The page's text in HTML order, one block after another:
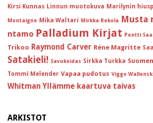
Kirsi Kunnas Linnun muotokuva Marilynin
Montaigne Mika Waltari Mirkka Rekola Musta
ntamo Palladium Kirjat Pentti
Trikoo Raymond Carver Réne Magritte
Satakieli! Savukeidas Sirkka Turkka
Tommi Melender Vapaa pudotus Viggo
Whitman Yllämme kaartuva taivas
ARKISTOT